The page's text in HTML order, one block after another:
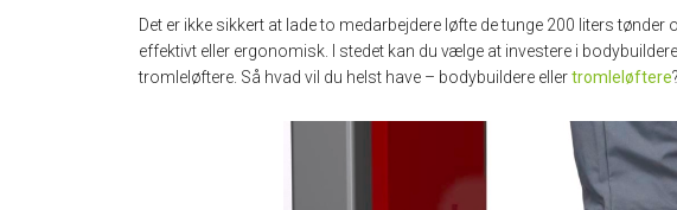
Det er ikke sikkert at lade to medarbejdere løfte de tunge 200 liters tønder
effektivt eller ergonomisk. I stedet kan du vælge at investere i
tromleløftere. Så hvad vil du helst have – bodybuildere ellertromleløftere?